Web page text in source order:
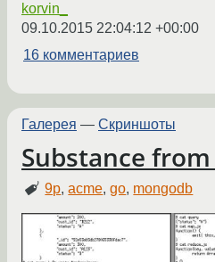
korvin_
09.10.2015 22:04:12 +00:00
16 комментариев
Галерея — Скриншоты
Substance from
9p,acme,go, mongodb